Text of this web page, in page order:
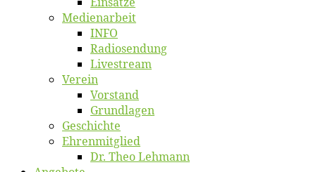
Me­di­en­ar­beit
INFO
Ra­dio­sen­dung
Live­stream
Ver­ein
Vor­stand
Grund­la­gen
Ge­schich­te
Eh­ren­mit­glied
Dr. Theo Lehmann